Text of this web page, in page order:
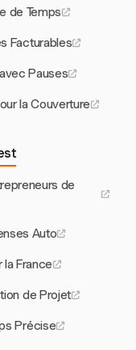
de Temps
Facturables
Pauses
la Couverture
de
Auto
France
de Projet
Précise